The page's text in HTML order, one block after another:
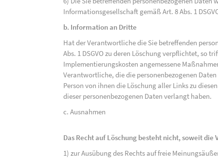
Informationsgesellschaft gemäß Art. 8 Abs. 1
b. Information an Dritte
Hat der Verantwortliche die Sie betreffenden
Abs. 1 DSGVO zu deren Löschung verpflichtet, so
Implementierungskosten angemessene
Verantwortliche, die die personenbezogenen
Person von ihnen die Löschung aller Links zu
dieser personenbezogenen Daten verlangt haben.
c. Ausnahmen
Das Recht auf Löschung besteht nicht, soweit
1) zur Ausübung des Rechts auf freie